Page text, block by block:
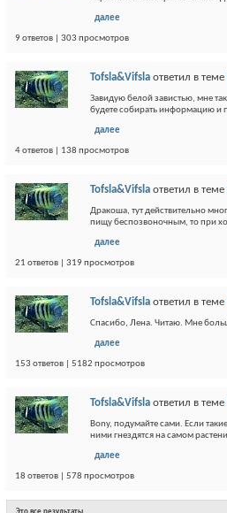
далее
9 ответов | 303 просмотров
Tofsla&Vifsla ответил в теме
Завидую белой завистью, мне
будете собирать информацию и
далее
4 ответов | 138 просмотров
Tofsla&Vifsla ответил в теме
Дракоша, тут действительно
пищу беспозвоночным, то при
далее
21 ответов | 319 просмотров
Tofsla&Vifsla ответил в теме
Спасибо, Лена. Читаю. Мне
далее
153 ответов | 5182 просмотров
Tofsla&Vifsla ответил в теме
Bony, подумайте сами. Если
ними гнездятся на самом
далее
18 ответов | 578 просмотров